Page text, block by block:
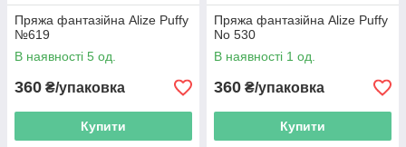
Пряжа фантазійна Alize Puffy
№619
В наявності 5 од.
360 ₴/упаковка
Купити
Пряжа фантазійна Alize Puffy
No 530
В наявності 1 од.
360 ₴/упаковка
Купити